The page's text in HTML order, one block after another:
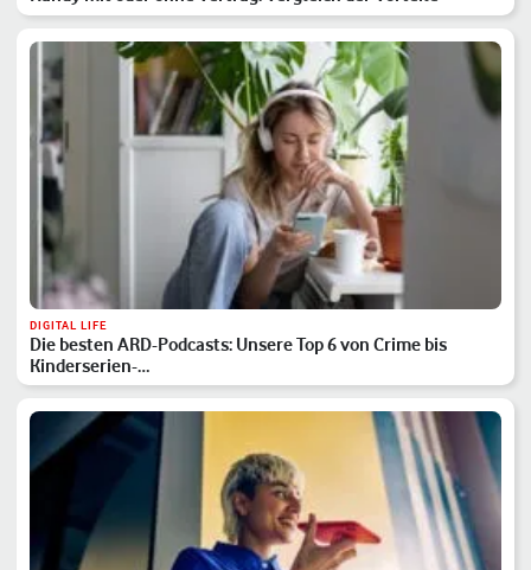
DIGITAL LIFE
Die besten ARD-Podcasts: Unsere Top 6 von Crime bis
Kinderserien-…